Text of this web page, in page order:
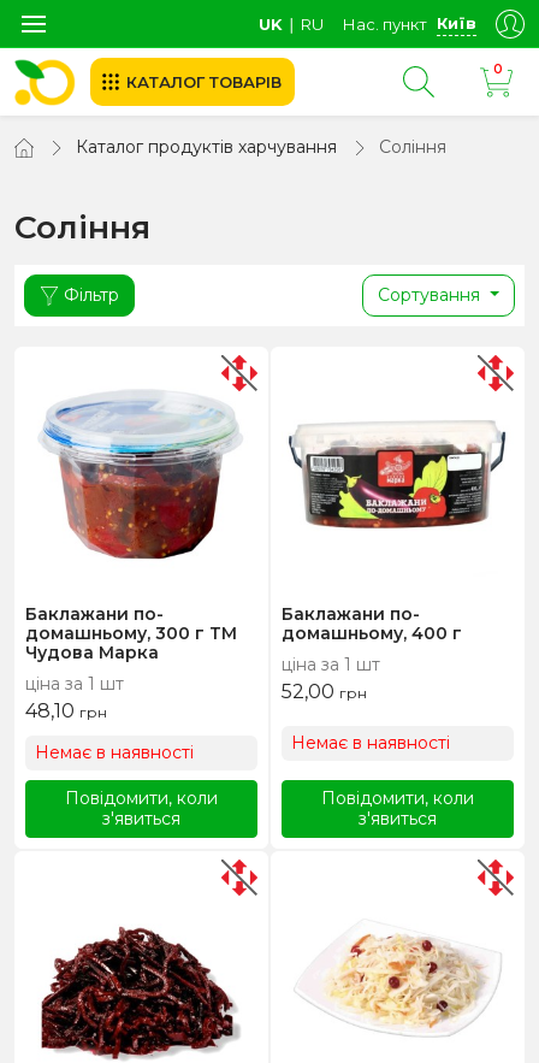
UK ∣ RU Нас. пункт Київ
КАТАЛОГ ТОВАРІВ
0
Каталог продуктів харчування Соління
Соління
Фільтр Сортування
Баклажани по-
домашньому, 300 г ТМ
Чудова Марка
ціна за 1 шт
48,10 грн
Немає в наявності
Повідомити, коли
з'явиться
Баклажани по-
домашньому, 400 г
ціна за 1 шт
52,00 грн
Немає в наявності
Повідомити, коли
з'явиться